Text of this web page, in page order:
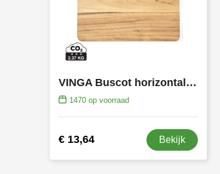
VINGA Buscot horizontale serveerplank
1470op voorraad
€ 13,64 Bekijk